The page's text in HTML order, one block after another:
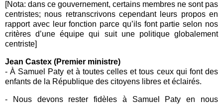
[Nota: dans ce gouvernement, certains membres ne sont pas
centristes; nous retranscrivons cependant leurs propos en
rapport avec leur fonction parce qu’ils font partie selon nos
critères d’une équipe qui suit une politique globalement
centriste]
Jean Castex (Premier ministre)
- À Samuel Paty et à toutes celles et tous ceux qui font des
enfants de la République des citoyens libres et éclairés.
- Nous devons rester fidèles à Samuel Paty en nous